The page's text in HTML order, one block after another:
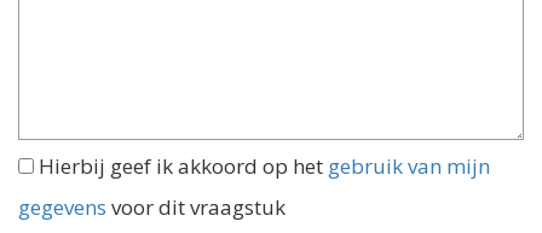
Hierbij geef ik akkoord op het gebruik van mijn
gegevens voor dit vraagstuk